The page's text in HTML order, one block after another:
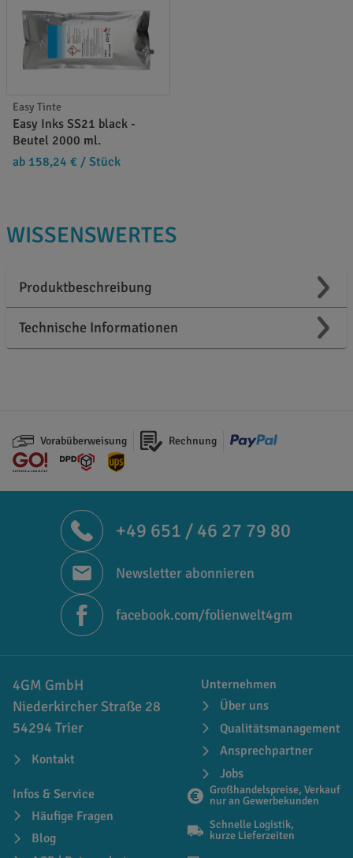
Easy Tinte
Easy Inks SS21 black -
Beutel 2000 ml.
ab 158,24 € / Stück
WISSENSWERTES
Produktbeschreibung
Technische Informationen
Vorabüberweisung Rechnung
+49 651 / 46 27 79 80
Newsletter abonnieren
facebook.com/folienwelt4gm
4GM GmbH
Niederkircher Straße 28
54294 Trier
Kontakt
Unternehmen
Über uns
Qualitätsmanagement
Ansprechpartner
Jobs
Infos & Service
Häufige Fragen
Blog
Großhandelspreise, Verkauf
nur an Gewerbekunden
Schnelle Logistik,
kurze Lieferzeiten